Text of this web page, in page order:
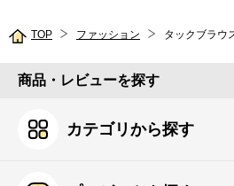
TOP ファッション タックブラウ
商品・レビューを探す
カテゴリから探す